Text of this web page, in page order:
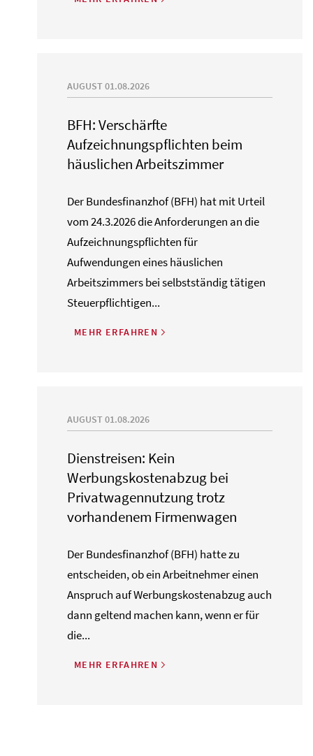
AUGUST 01.08.2026
BFH: Verschärfte
Aufzeichnungspflichten beim
häuslichen Arbeitszimmer
Der Bundesfinanzhof (BFH) hat mit Urteil
vom 24.3.2026 die Anforderungen an die
Aufzeichnungspflichten für
Aufwendungen eines häuslichen
Arbeitszimmers bei selbstständig tätigen
Steuerpflichtigen...
MEHR ERFAHREN
AUGUST 01.08.2026
Dienstreisen: Kein
Werbungskostenabzug bei
Privatwagennutzung trotz
vorhandenem Firmenwagen
Der Bundesfinanzhof (BFH) hatte zu
entscheiden, ob ein Arbeitnehmer einen
Anspruch auf Werbungskostenabzug auch
dann geltend machen kann, wenn er für
die...
MEHR ERFAHREN